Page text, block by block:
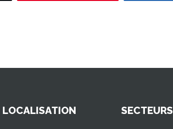
LOCALISATION SECTEURS